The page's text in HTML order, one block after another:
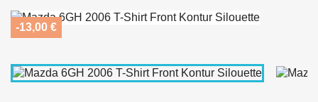
-13,00 €